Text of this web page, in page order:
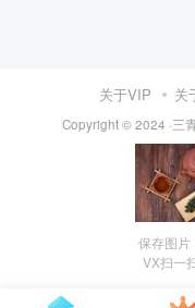
关于VIP 关
Copyright © 2024 ·三
保存图片
VX扫一